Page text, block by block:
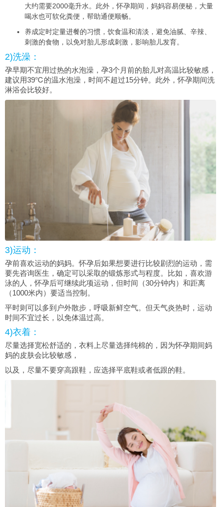
大约需要2000毫升水。此外，怀孕期间，妈妈容易便秘，大量
喝水也可软化粪便，帮助通便顺畅。
养成定时定量进餐的习惯，饮食温和清淡，避免油腻、辛辣、
刺激的食物，以免对胎儿形成刺激，影响胎儿发育。
2)洗澡：
孕早期不宜用过热的水泡澡，孕3个月前的胎儿对高温比较敏感，
建议用39℃的温水泡澡，时间不超过15分钟。此外，怀孕期间洗
淋浴会比较好。
3)运动：
孕前喜欢运动的妈妈。怀孕后如果想要进行比较剧烈的运动，需
要先咨询医生，确定可以采取的锻炼形式与程度。比如，喜欢游
泳的人，怀孕后可继续此项运动，但时间（30分钟内）和距离
（1000米内）要适当控制。
平时则可以多到户外散步，呼吸新鲜空气。但天气炎热时，运动
时间不宜过长，以免体温过高。
4)衣着：
尽量选择宽松舒适的，衣料上尽量选择纯棉的，因为怀孕期间妈
妈的皮肤会比较敏感，
以及，尽量不要穿高跟鞋，应选择平底鞋或者低跟的鞋。